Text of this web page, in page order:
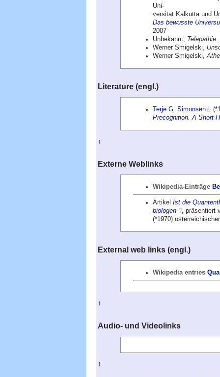
Uni-
versität Kalkutta und
Das bewusste
2007
Unbekannt,
Werner Smigelski,
Werner Smigelski,
Literature (engl.)
Terje G. Simonsen
Precognition. A Short
↑
Externe Weblinks
Wikipedia-Einträge
ArtikelIst die
biologen
,
(*1970)
External web links (engl.)
Wikipedia entries
↑
Audio- und Videolinks
↑